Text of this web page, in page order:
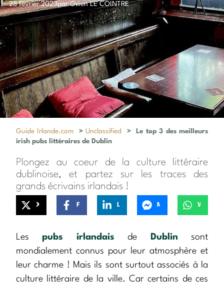
28 février 2023par Gwen LE COINTRE
Guide Irlande.com >Unclassified >
Le top 3 des meilleurs
irish pubs littéraires de Dublin
Plongez au coeur de la culture littéraire
dublinoise, et partez sur les traces des
grands écrivains irlandais !
Lespubs irlandais de Dublin sont
mondialement connus pour leur atmosphère et
leur charme ! Mais ils sont surtout associés à la
culture littéraire de la ville. Car certains de ces